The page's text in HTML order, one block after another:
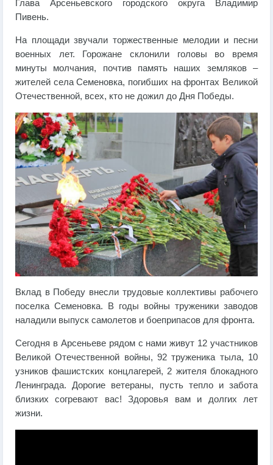
Глава Арсеньевского городского округа Владимир
Пивень.
На площади звучали торжественные мелодии и песни
военных лет. Горожане склонили головы во время
минуты молчания, почтив память наших земляков –
жителей села Семеновка, погибших на фронтах Великой
Отечественной, всех, кто не дожил до Дня Победы.
Вклад в Победу внесли трудовые коллективы рабочего
поселка Семеновка. В годы войны труженики заводов
наладили выпуск самолетов и боеприпасов для фронта.
Сегодня в Арсеньеве рядом с нами живут 12 участников
Великой Отечественной войны, 92 труженика тыла, 10
узников фашистских концлагерей, 2 жителя блокадного
Ленинграда. Дорогие ветераны, пусть тепло и забота
близких согревают вас! Здоровья вам и долгих лет
жизни.